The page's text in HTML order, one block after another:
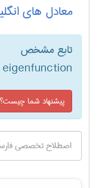
معادل های
تابع مشخص
eigenfunction
پیشنهاد شما چیست؟